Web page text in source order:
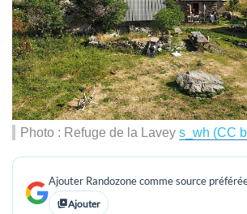
Photo : Refuge de la Lavey s_wh (CC
Ajouter Randozone comme source
Ajouter